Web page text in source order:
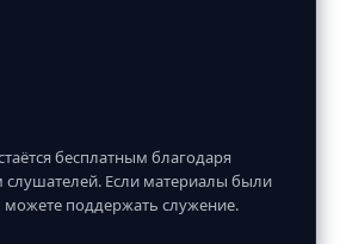
бесплатным благодаря
слушателей. Если материалы были
поддержать служение.